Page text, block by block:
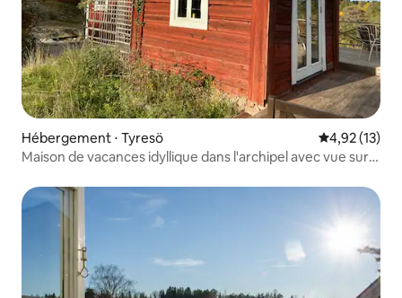
Hébergement ⋅ Tyresö Évaluation
4,92 (13)
Maison de vacances idyllique dans l'archipel avec vue sur